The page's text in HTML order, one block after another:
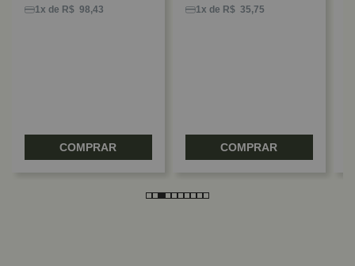
1x de R$ 98,43
COMPRAR
1x de R$ 35,75
COMPRAR